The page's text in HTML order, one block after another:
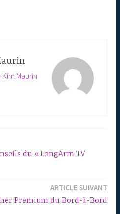
Maurin
du « LongArm TV
ARTICLE SUIVANT
Premium du Bord-à-Bord